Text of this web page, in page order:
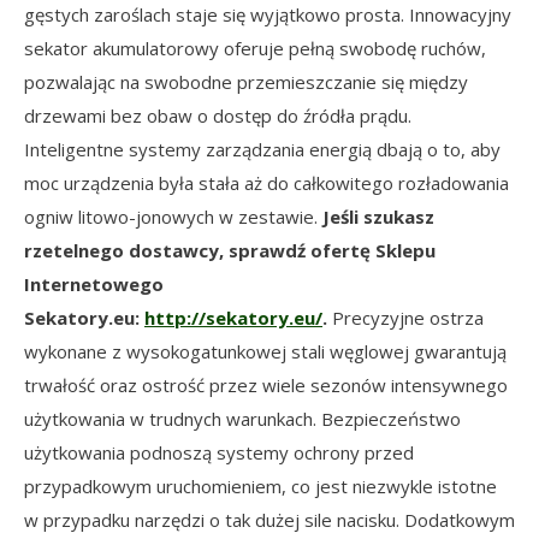
gęstych zaroślach staje się wyjątkowo prosta. Innowacyjny
sekator akumulatorowy oferuje pełną swobodę ruchów,
pozwalając na swobodne przemieszczanie się między
drzewami bez obaw o dostęp do źródła prądu.
Inteligentne systemy zarządzania energią dbają o to, aby
moc urządzenia była stała aż do całkowitego rozładowania
ogniw litowo-jonowych w zestawie. Jeśli szukasz
rzetelnego dostawcy, sprawdź ofertę Sklepu
Internetowego
Sekatory.eu: http://sekatory.eu/. Precyzyjne ostrza
wykonane z wysokogatunkowej stali węglowej gwarantują
trwałość oraz ostrość przez wiele sezonów intensywnego
użytkowania w trudnych warunkach. Bezpieczeństwo
użytkowania podnoszą systemy ochrony przed
przypadkowym uruchomieniem, co jest niezwykle istotne
w przypadku narzędzi o tak dużej sile nacisku. Dodatkowym